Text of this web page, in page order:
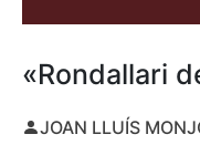
«Rondallari
JOAN LLUÍS